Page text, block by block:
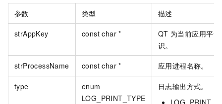
参数 类型 描述
strAppKey const char * QT 为当前应用平
识。
strProcessName const char * 应用进程名称。
type
enum
LOG_PRINT_TYPE
日志输出方式。